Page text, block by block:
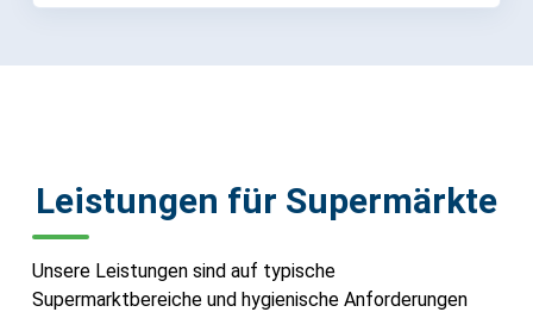
Leistungen für Supermärkte
Unsere Leistungen sind auf typische
Supermarktbereiche und hygienische Anforderungen